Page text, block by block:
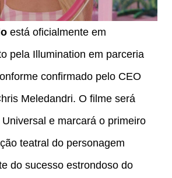
está oficialmente em
pela Illumination em parceria
confirmado pelo CEO
Meledandri. O filme será
e marcará o primeiro
teatral do personagem
do sucesso estrondoso do